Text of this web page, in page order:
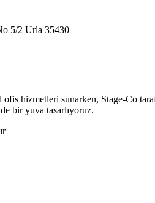
5/2 Urla 35430
hizmetleri sunarken, Stage-Co
bir yuva tasarlıyoruz.